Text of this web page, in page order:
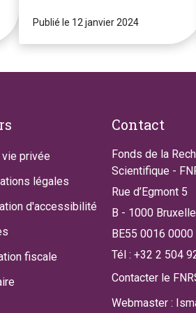
Publié le 12 janvier 2024
vie privée
légales
d'accessibilité
fiscale
Contact
Fonds de la
Scientifique -
Rue d’Egmont 5
B - 1000
BE55 0016
Tél : +32 2 504
Contacter le
Webmaster :